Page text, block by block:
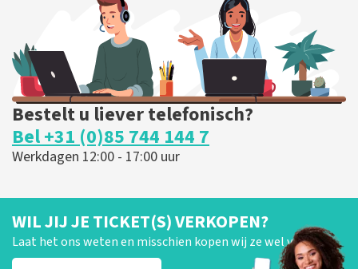
BESTEL NU
Bestelt u liever telefonisch?
Bel +31 (0)85 744 144 7
Werkdagen 12:00 - 17:00 uur
WIL JIJ JE TICKET(S) VERKOPEN?
Laat het ons weten en misschien kopen wij ze wel van je!